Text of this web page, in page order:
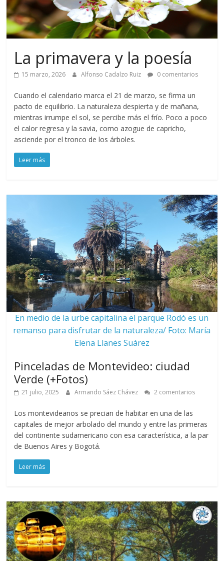
La primavera y la poesía
15 marzo, 2026 Alfonso Cadalzo Ruiz 0 comentarios
Cuando el calendario marca el 21 de marzo, se firma un
pacto de equilibrio. La naturaleza despierta y de mañana,
mientras irrumpe el sol, se percibe más el frío. Poco a poco
el calor regresa y la savia, como azogue de capricho,
asciende por el tronco de los árboles.
Leer más
En medio de la urbe capitalina el parque Rodó es un
remanso para disfrutar de la naturaleza/ Foto: María
Elena Llanes Suárez
Pinceladas de Montevideo: ciudad
Verde (+Fotos)
21 julio, 2025 Armando Sáez Chávez 2 comentarios
Los montevideanos se precian de habitar en una de las
capitales de mejor arbolado del mundo y entre las primeras
del continente sudamericano con esa característica, a la par
de Buenos Aires y Bogotá.
Leer más